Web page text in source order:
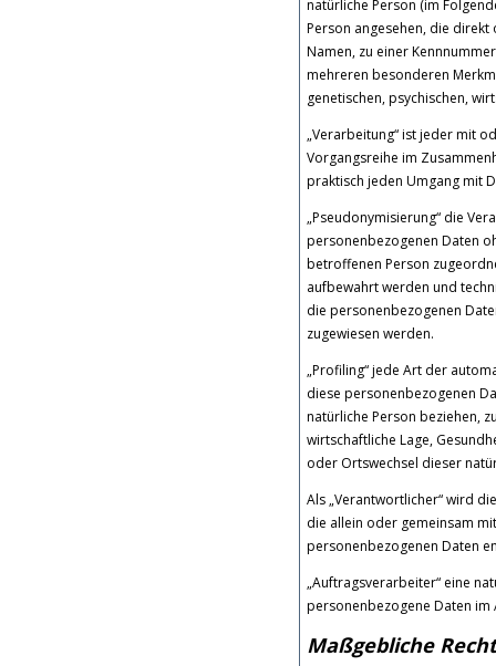
natürliche Person (im
Person angesehen, die
Namen, zu einer
mehreren besonderen
genetischen, psychischen,
„Verarbeitung“ ist jeder mit
Vorgangsreihe im
praktisch jeden Umgang mit
„Pseudonymisierung“ die
personenbezogenen Daten
betroffenen Person
aufbewahrt werden und
die personenbezogenen
zugewiesen werden.
„Profiling“ jede Art der
diese personenbezogenen
natürliche Person beziehen,
wirtschaftliche Lage,
oder Ortswechsel dieser
Als „Verantwortlicher“ wird
die allein oder gemeinsam
personenbezogenen Daten
„Auftragsverarbeiter“ eine
personenbezogene Daten
Maßgebliche